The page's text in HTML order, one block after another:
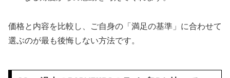
価格と内容を比較し、ご自身の「満足の基準」に合わせて
選ぶのが最も後悔しない方法です。